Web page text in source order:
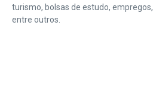
turismo, bolsas de estudo, empregos,
entre outros.